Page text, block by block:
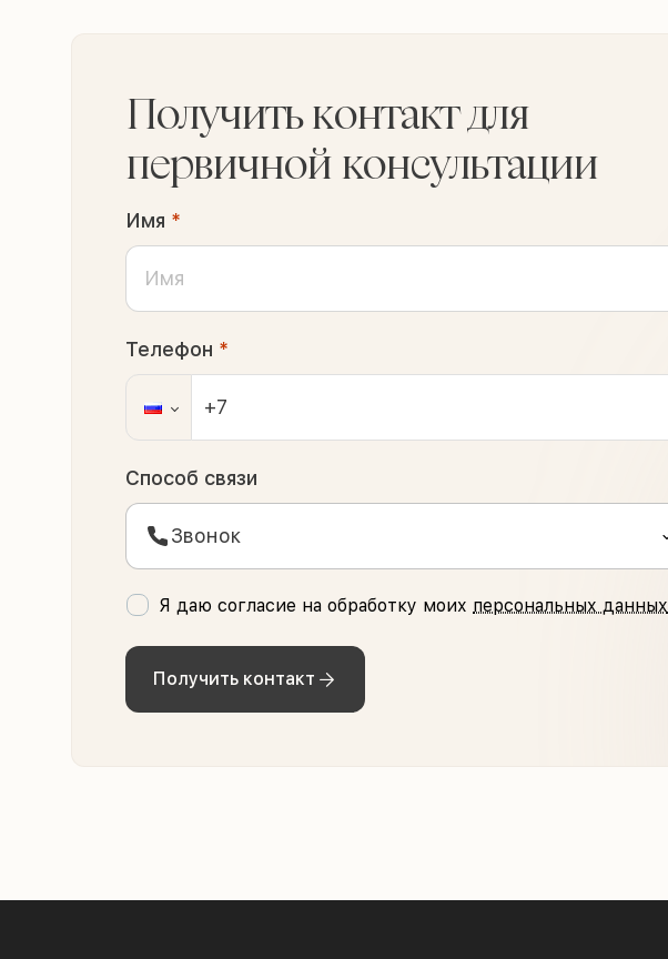
Получить контакт для
первичной консультации
Имя *
Телефон *
Способ связи
Звонок
Я даю согласие на обработку моих персональных данных
Получить контакт